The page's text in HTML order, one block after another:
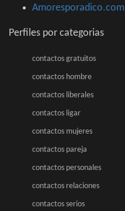
Amoresporadico.com
Perfiles por categorias
contactos gratuitos
contactos hombre
contactos liberales
contactos ligar
contactos mujeres
contactos pareja
contactos personales
contactos relaciones
contactos serios